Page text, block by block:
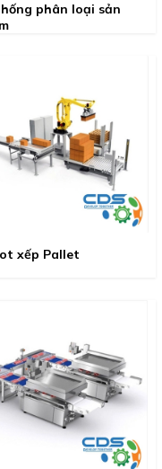
phân loại sản
xếp Pallet